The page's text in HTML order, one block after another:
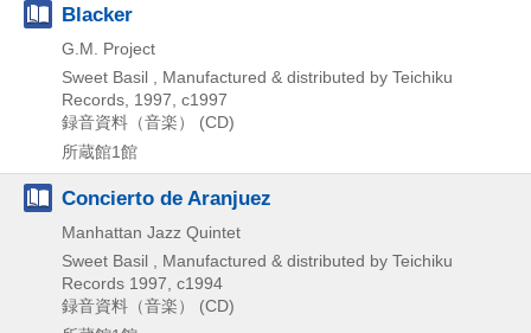
Blacker
G.M. Project
Sweet Basil , Manufactured & distributed by Teichiku
Records, 1997, c1997
録音資料（音楽） (CD)
所蔵館1館
Concierto de Aranjuez
Manhattan Jazz Quintet
Sweet Basil , Manufactured & distributed by Teichiku
Records 1997, c1994
録音資料（音楽） (CD)